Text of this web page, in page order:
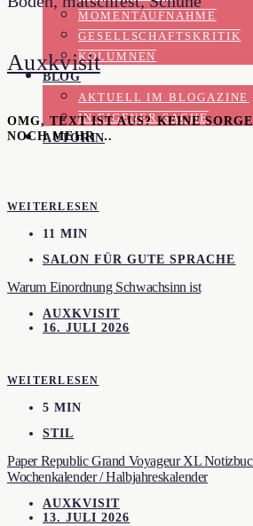
MOMENTAUFNAHME
GESELLSCHAFTSKRITIK
KOLUMNEN
BLOG
AKTUELL IM BLOGAZINE
IN EIGENER SACHE
AUTORIN
Auxkvisit
OMG, TEXT IST AUS? KEINE
NOCH MEHR …
WEITERLESEN
11 MIN
SALON FÜR GUTE SPRACHE
Warum Einordnung Schwachsinn ist
AUXKVISIT
16. JULI 2026
WEITERLESEN
5 MIN
STIL
Paper Republic Grand Voyageur XL
Wochenkalender / Halbjahreskalender
AUXKVISIT
13. JULI 2026